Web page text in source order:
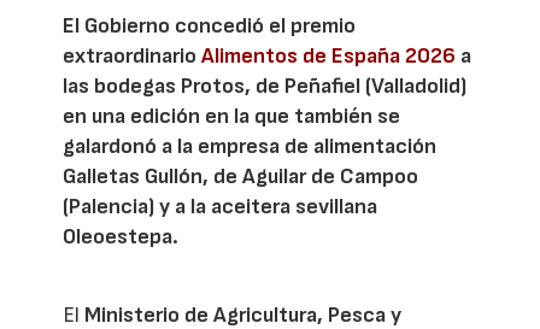
El Gobierno concedió el premio
extraordinarioAlimentos de España 2026 a
las bodegas Protos, de Peñafiel (Valladolid)
en una edición en la que también se
galardonó a la empresa de alimentación
Galletas Gullón, de Aguilar de Campoo
(Palencia) y a la aceitera sevillana
Oleoestepa.
El Ministerio de Agricultura, Pesca y